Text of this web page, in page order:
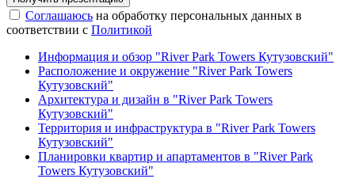
Соглашаюсь на обработку персональных данных в
соответствии с Политикой
Информация и обзор "River Park Towers Кутузовский"
Расположение и окружение "River Park Towers
Кутузовский"
Архитектура и дизайн в "River Park Towers
Кутузовский"
Территория и инфраструктура в "River Park Towers
Кутузовский"
Планировки квартир и апартаментов в "River Park
Towers Кутузовский"